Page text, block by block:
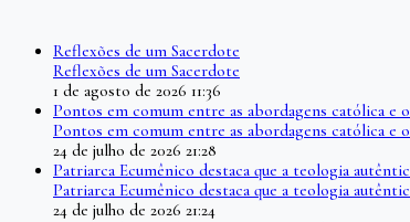
Reflexões de um Sacerdote
Reflexões de um Sacerdote
1 de agosto de 2026 11:36
Pontos em comum entre as abordagens católica e
Pontos em comum entre as abordagens católica e
24 de julho de 2026 21:28
Patriarca Ecumênico destaca que a teologia
Patriarca Ecumênico destaca que a teologia
24 de julho de 2026 21:24